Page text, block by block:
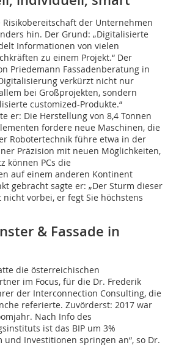
der Unternehmen
hin. Der Grund: „Digitalisierte
Informationen von vielen
zu einem Projekt.“ Der
Priedemann Fassadenberatung in
verkürzt nicht nur
bei Großprojekten, sondern
customized-Produkte.“
er: Die Herstellung von 8,4 Tonnen
fordere neue Maschinen, die
Robotertechnik führe etwa in der
Präzision mit neuen Möglichkeiten,
können PCs die
auf einem anderen Kontinent
gebracht sagte er: „Der Sturm dieser
vorbei, er fegt Sie höchstens
& Fassade in
die österreichischen
im Focus, für die Dr. Frederik
der Interconnection Consulting, die
referierte. Zuvörderst: 2017 war
Nach Info des
ist das BIP um 3%
und Investitionen springen an“, so Dr.